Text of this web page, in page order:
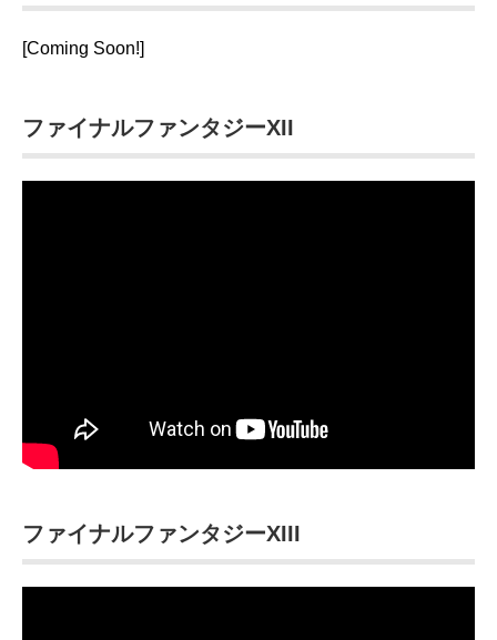
[Coming Soon!]
ファイナルファンタジーXII
ファイナルファンタジーXIII